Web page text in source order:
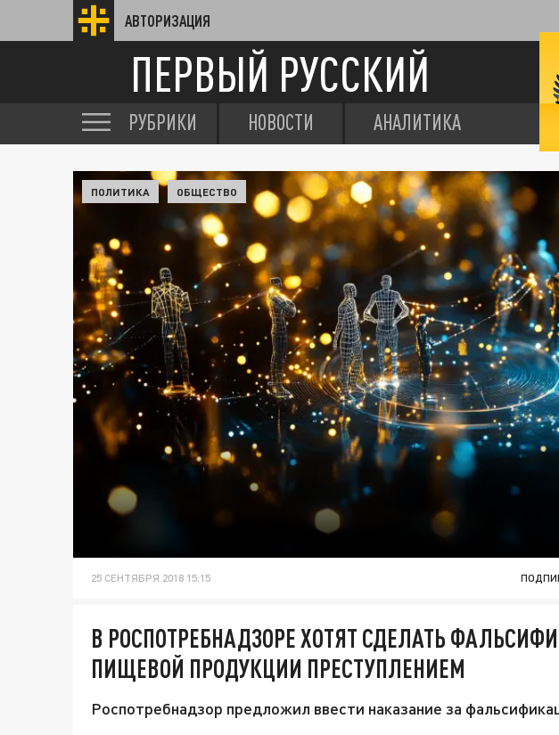
АВТОРИЗАЦИЯ
ПЕРВЫЙ РУССКИЙ
РУБРИКИ НОВОСТИ АНАЛИТИКА
ПОЛИТИКА ОБЩЕСТВО
25 СЕНТЯБРЯ 2018 15:15
В РОСПОТРЕБНАДЗОРЕ ХОТЯТ СДЕЛАТЬ
ПИЩЕВОЙ ПРОДУКЦИИ ПРЕСТУПЛЕНИЕМ
Роспотребнадзор предложил ввести наказание за